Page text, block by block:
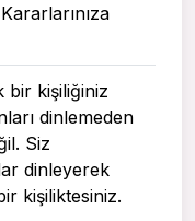
bir kişiliğiniz
dinlemeden
Siz
dinleyerek
kişiliktesiniz.